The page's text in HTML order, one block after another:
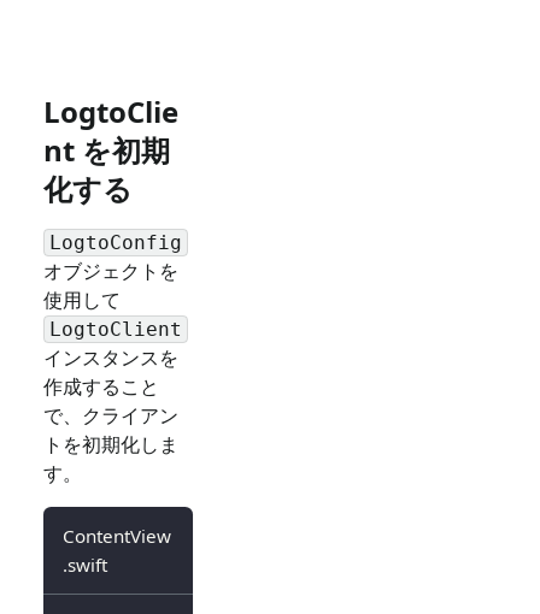
LogtoClie
nt を初期
化する
LogtoConfig
オブジェクトを
使用して
LogtoClient
インスタンスを
作成すること
で、クライアン
トを初期化しま
す。
ContentView
.swift